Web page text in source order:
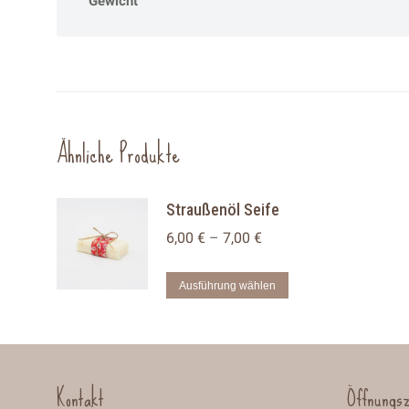
Ähnliche Produkte
Straußenöl Seife
6,00 € – 7,00 €
Ausführung wählen
Kontakt